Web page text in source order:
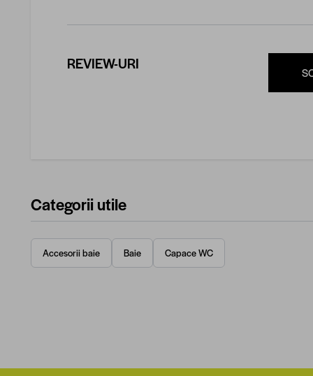
REVIEW-URI
Categorii utile
Accesorii baie Baie Capace WC